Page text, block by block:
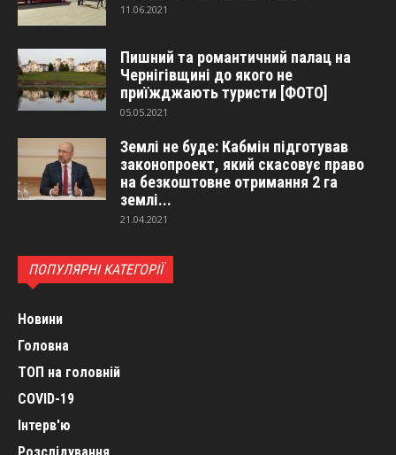
11.06.2021
Пишний та романтичний палац на
Чернігівщині до якого не
приїжджають туристи [ФОТО]
05.05.2021
Землі не буде: Кабмін підготував
законопроект, який скасовує право
на безкоштовне отримання 2 га
землі...
21.04.2021
ПОПУЛЯРНІ КАТЕГОРІЇ
Новини
Головна
ТОП на головній
COVID-19
Інтерв'ю